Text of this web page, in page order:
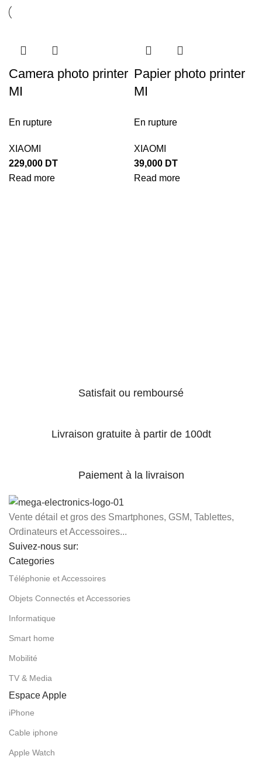
Camera photo printer
MI
En rupture
XIAOMI
229,000 DT
Read more
Papier photo printer
MI
En rupture
XIAOMI
39,000 DT
Read more
Satisfait ou remboursé
Livraison gratuite à partir de 100dt
Paiement à la livraison
Vente détail et gros des Smartphones, GSM, Tablettes,
Ordinateurs et Accessoires...
Suivez-nous sur:
Categories
Téléphonie et Accessoires
Objets Connectés et Accessories
Informatique
Smart home
Mobilité
TV & Media
Espace Apple
iPhone
Cable iphone
Apple Watch